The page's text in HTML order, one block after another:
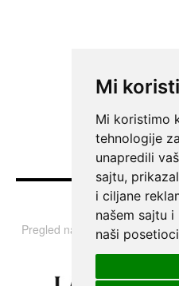
Mi
Mi koristimo
tehnologije
unapredili
sajtu,
i ciljane
našem sajtu
naši
Pregled najvažnijih informacija